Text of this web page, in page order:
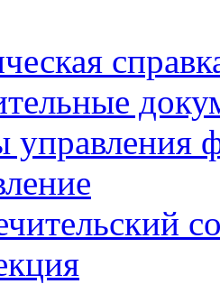
управления